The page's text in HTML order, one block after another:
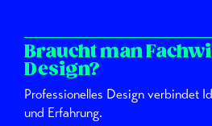
Braucht man
Design?
Professionelles Design verbindet
und Erfahrung.